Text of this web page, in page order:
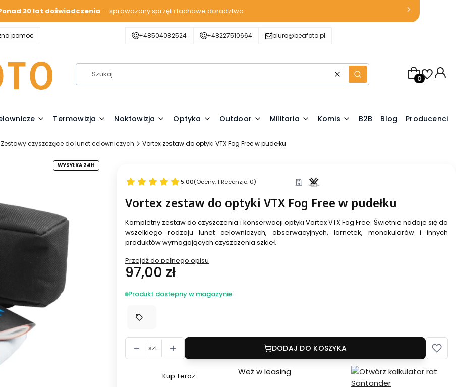
20 lat doświadczenia — sprawdzony sprzęt i fachowe doradztwo
pomoc +48504082524 +48227510664 biuro@beafoto.pl
WyczyśćSzukaj
Produkty w
Termowizja Noktowizja Optyka Outdoor Militaria Komis B2B Blog Producenci
Zestawy czyszczące do lunet celowniczych Vortex zestaw do optyki VTX Fog Free w pudełku
WYSYŁKA 24H
5.00(Oceny: 1 Recenzje: 0)
Vortex zestaw do optyki VTX Fog Free w pudełku
Kompletny zestaw do czyszczenia i konserwacji optyki Vortex VTX Fog Free. Świetnie nadaje się do
wszelkiego rodzaju lunet celowniczych, obserwacyjnych, lornetek, monokularów i innych
produktów wymagających czyszczenia szkieł.
Przejdź do pełnego opisu
Cena
97,00 zł
Produkt dostepny w magazynie
szt. DODAJ DO KOSZYKA
Szybki
Kup Teraz Weź w leasing